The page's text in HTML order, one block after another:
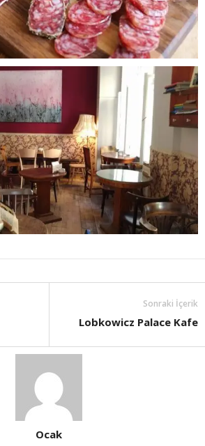
Sonraki İçerik
Lobkowicz Palace Kafe
Ocak